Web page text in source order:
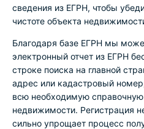
сведения из ЕГРН, чтобы
чистоте объекта
Благодаря базе ЕГРН мы
электронный отчет из ЕГРН
строке поиска на главной
адрес или кадастровый
всю необходимую
недвижимости. Регистрация
сильно упрощает процесс